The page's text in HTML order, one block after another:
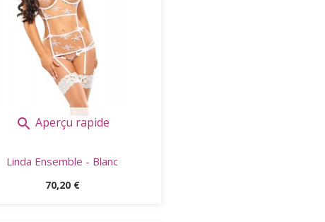
 Aperçu rapide
Linda Ensemble - Blanc
Prix
70,20 €